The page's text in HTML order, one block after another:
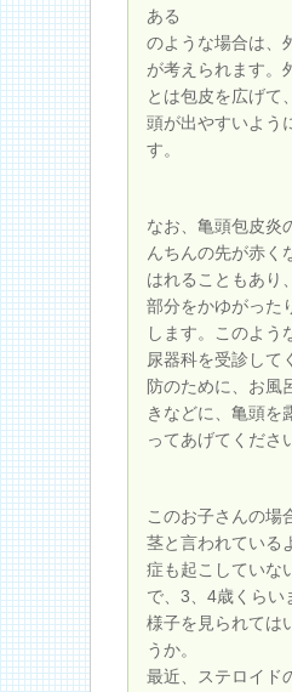
ある
のような場合は、
が考えられます。
とは包皮を広げて
頭が出やすいよう
す。
なお、亀頭包皮炎
んちんの先が赤く
はれることもあり
部分をかゆがった
します。このよう
尿器科を受診して
防のために、お風
きなどに、亀頭を
ってあげてくださ
このお子さんの場
茎と言われている
症も起こしていな
で、3、4歳くらい
様子を見られては
うか。
最近、ステロイド